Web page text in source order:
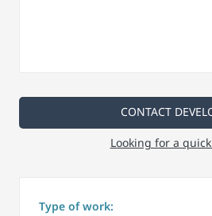
CONTACT
Looking for a
Type of work: